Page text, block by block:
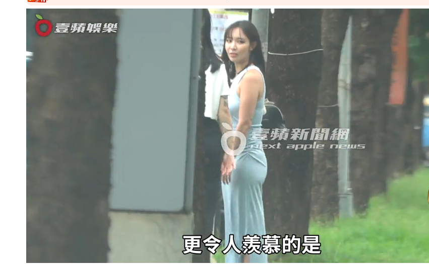
白海豚降雨注意！10縣市豪雨特報 今晚至明下午受影響
颱風白海豚暴風圈縮小 未來強度有減弱趨勢
36.55%